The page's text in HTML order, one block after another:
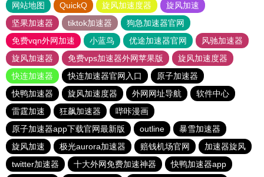
网站地图 QuickQ 旋风加速度器
旋风加速
坚果加速器
tiktok加速器
狗急加速器官网
免费vqn外网加速
小蓝鸟 优途加速器官网
风驰加速器
旋风加速器
免费vps加速器外网苹果版
旋风加速度器
快连加速器
快连加速器官网入口
原子加速器
快鸭加速器
旋风加速度器 外网网址导航
软件中心
雷霆加速
狂飙加速器
哔咔漫画
原子加速器app下载官网最新版
outline
暴雪加速器
旋风加速
极光aurora加速器 赔钱机场官网
加速器旋风
twitter加速器
十大外网免费加速神器 快鸭加速器app